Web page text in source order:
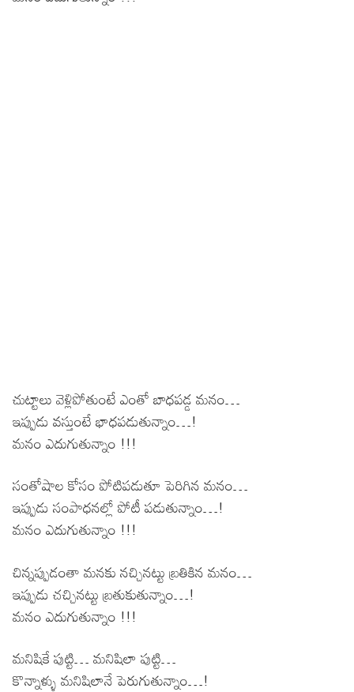
చుట్టాలు వెళ్లిపోతుంటే ఎంతో బాధపడ్డ మనం…
ఇప్పుడు వస్తుంటే భాధపడుతున్నాం…!
మనం ఎదుగుతున్నాం !!!
సంతోషాల కోసం పోటిపడుతూ పెరిగిన మనం…
ఇప్పుడు సంపాధనల్లో పోటీ పడుతున్నాం…!
మనం ఎదుగుతున్నాం !!!
చిన్నప్పుడంతా మనకు నచ్చినట్టు బ్రతికిన మనం…
ఇప్పుడు చచ్చినట్టు బ్రతుకుతున్నాం…!
మనం ఎదుగుతున్నాం !!!
మనిషికే పుట్టి… మనిషిలా పుట్టి…
కొన్నాళ్ళు మనిషిలానే పెరుగుతున్నాం…!